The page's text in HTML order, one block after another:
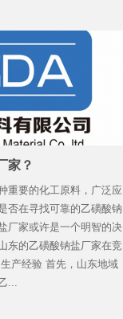
家？
重要的化工原料，广泛应
否在寻找可靠的乙磺酸钠
厂家或许是一个明智的决
东的乙磺酸钠盐厂家在竞
产经验 首先，山东地域
...